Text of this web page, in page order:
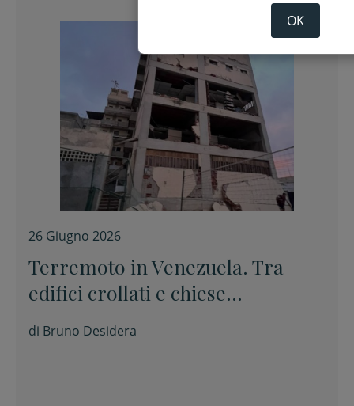
26 Giugno 2026
Terremoto in Venezuela. Tra
edifici crollati e chiese
danneggiate, gente ancora sotto
le macerie e tantissimi sfollati
di Bruno Desidera
OK